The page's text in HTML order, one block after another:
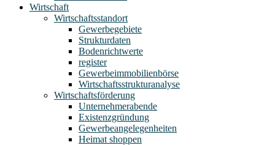
Wirtschaft
Wirtschaftsstandort
Gewerbegebiete
Strukturdaten
Bodenrichtwerte
register
Gewerbeimmobilienbörse
Wirtschaftsstrukturanalyse
Wirtschaftsförderung
Unternehmerabende
Existenzgründung
Gewerbeangelegenheiten
Heimat shoppen